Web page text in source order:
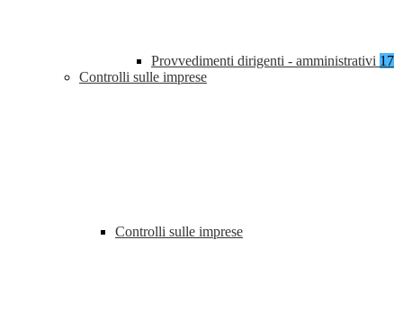
Provvedimenti dirigenti - amministrativi 17
Controlli sulle imprese
Controlli sulle imprese